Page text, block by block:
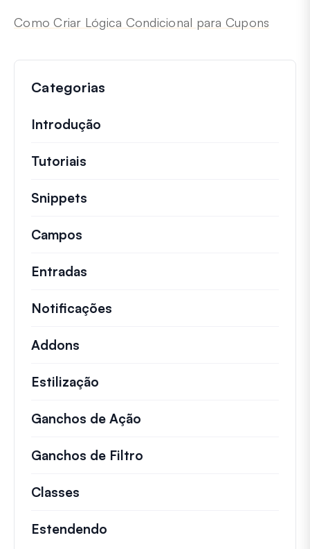
Como Criar Lógica Condicional para Cupons
Categorias
Introdução
Tutoriais
Snippets
Campos
Entradas
Notificações
Addons
Estilização
Ganchos de Ação
Ganchos de Filtro
Classes
Estendendo